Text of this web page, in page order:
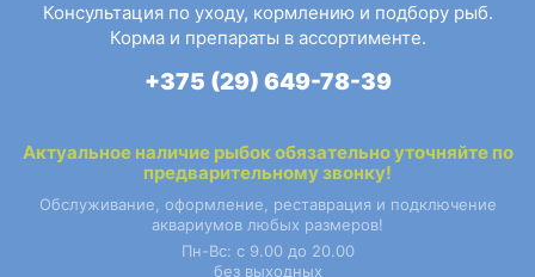
Консультация по уходу, кормлению и подбору рыб.
Корма и препараты в ассортименте.
+375 (29) 649-78-39
Актуальное наличие рыбокобязательно уточняйте по
предварительному звонку!
Обслуживание, оформление, реставрация и подключение
аквариумов любых размеров!
Пн-Вс: с 9.00 до 20.00
без выходных